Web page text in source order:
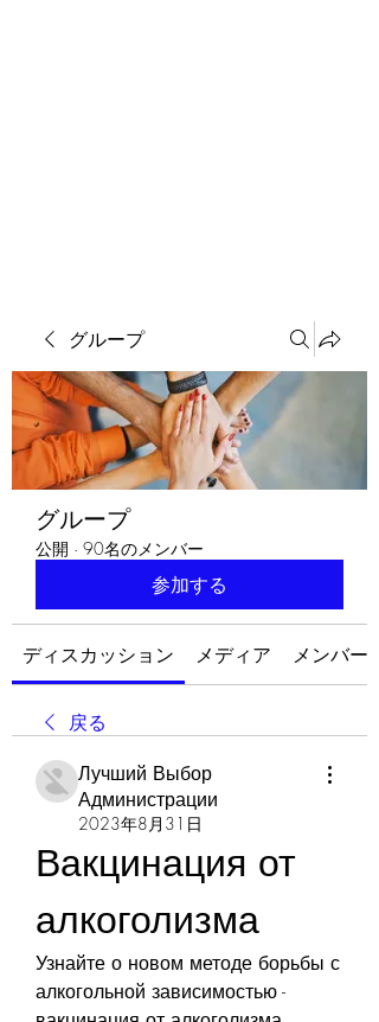
グループ
グループ
公開 · 90名のメンバー
参加する
ディスカッション メディア メンバー
戻る
Лучший Выбор
Администрации
2023年8月31日
Вакцинация от
алкоголизма
Узнайте о новом методе борьбы с
алкогольной зависимостью -